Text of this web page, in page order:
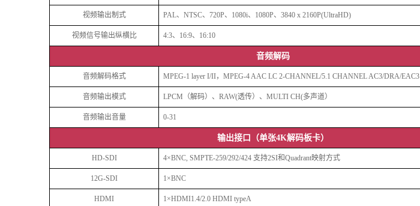
视频输出制式 PAL、NTSC、720P、1080i、1080P、3840 x 2160P(UltraHD)
视频信号输出纵横比 4:3、16:9、16:10
音频解码
音频解码格式 MPEG-1 layer I/II，MPEG-4 AAC LC 2-CHANNEL/5.1 CHANNEL AC3/DRA/EAC3
音频输出模式 LPCM（解码）、RAW(透传）、MULTI CH(多声道）
音频输出音量 0-31
输出接口（单张4K解码板卡）
HD-SDI 4×BNC, SMPTE-259/292/424 支持2SI和Quadrant映射方式
12G-SDI 1×BNC
HDMI 1×HDMI1.4/2.0 HDMI typeA